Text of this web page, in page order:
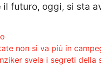
il futuro, oggi, si sta
non si va più in
svela i segreti della